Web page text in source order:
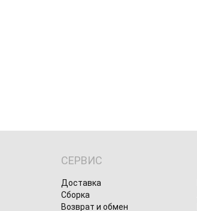
СЕРВИС
Доставка
Сборка
Возврат и обмен